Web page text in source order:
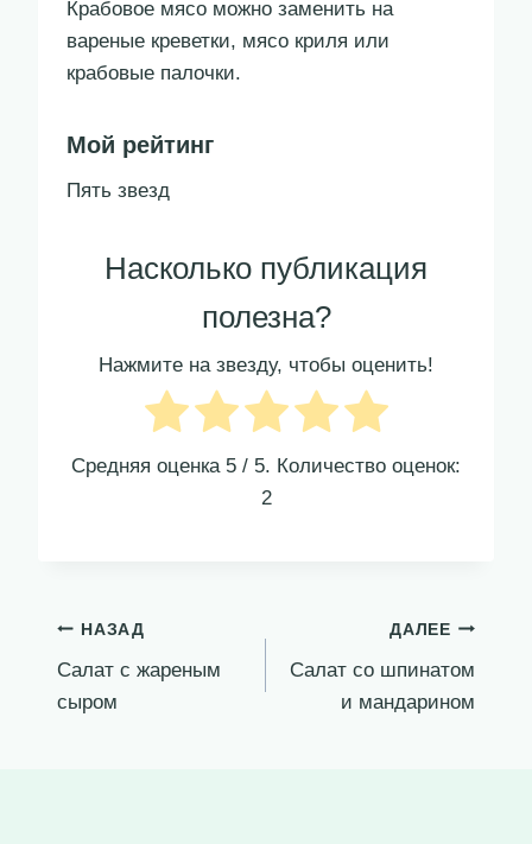
Крабовое мясо можно заменить на
вареные креветки, мясо криля или
крабовые палочки.
Мой рейтинг
Пять звезд
Насколько публикация
полезна?
Нажмите на звезду, чтобы оценить!
Средняя оценка 5 / 5. Количество оценок:
2
Навигация
по
НАЗАД
Салат с жареным
сыром
ДАЛЕЕ
Салат со шпинатом
и мандарином